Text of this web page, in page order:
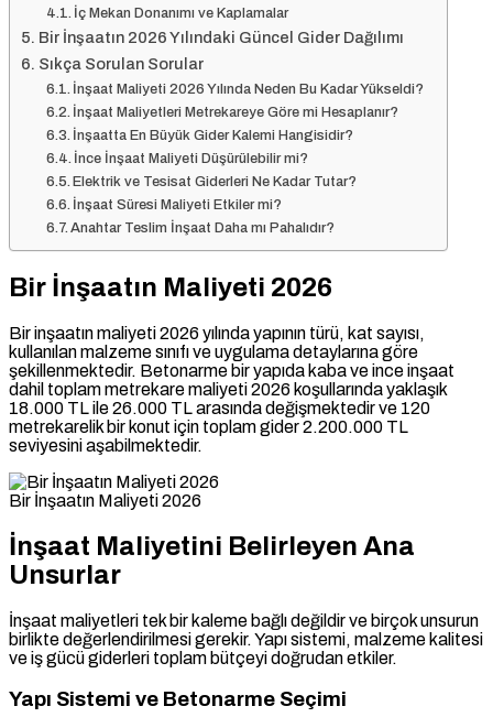
İç Mekan Donanımı ve Kaplamalar
Bir İnşaatın 2026 Yılındaki Güncel Gider Dağılımı
Sıkça Sorulan Sorular
İnşaat Maliyeti 2026 Yılında Neden Bu Kadar Yükseldi?
İnşaat Maliyetleri Metrekareye Göre mi Hesaplanır?
İnşaatta En Büyük Gider Kalemi Hangisidir?
İnce İnşaat Maliyeti Düşürülebilir mi?
Elektrik ve Tesisat Giderleri Ne Kadar Tutar?
İnşaat Süresi Maliyeti Etkiler mi?
Anahtar Teslim İnşaat Daha mı Pahalıdır?
Bir İnşaatın Maliyeti 2026
Bir inşaatın maliyeti 2026 yılında yapının türü, kat sayısı,
kullanılan malzeme sınıfı ve uygulama detaylarına göre
şekillenmektedir. Betonarme bir yapıda kaba ve ince inşaat
dahil toplam metrekare maliyeti 2026 koşullarında yaklaşık
18.000 TL ile 26.000 TL arasında değişmektedir ve 120
metrekarelik bir konut için toplam gider 2.200.000 TL
seviyesini aşabilmektedir.
Bir İnşaatın Maliyeti 2026
İnşaat Maliyetini Belirleyen Ana
Unsurlar
İnşaat maliyetleri tek bir kaleme bağlı değildir ve birçok unsurun
birlikte değerlendirilmesi gerekir. Yapı sistemi, malzeme kalitesi
ve iş gücü giderleri toplam bütçeyi doğrudan etkiler.
Yapı Sistemi ve Betonarme Seçimi